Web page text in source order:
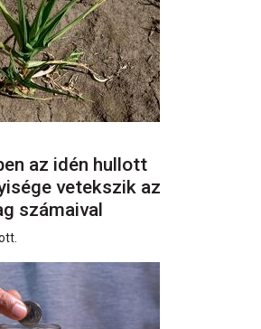
az idén hullott
vetekszik az
számaival